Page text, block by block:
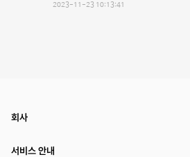
2023-11-23 10:13:41
회사
서비스 안내